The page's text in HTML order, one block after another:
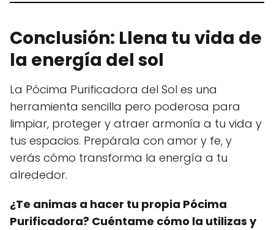
Conclusión: Llena tu vida de
la energía del sol
La Pócima Purificadora del Sol es una
herramienta sencilla pero poderosa para
limpiar, proteger y atraer armonía a tu vida y
tus espacios. Prepárala con amor y fe, y
verás cómo transforma la energía a tu
alrededor.
¿Te animas a hacer tu propia Pócima
Purificadora? Cuéntame cómo la utilizas y